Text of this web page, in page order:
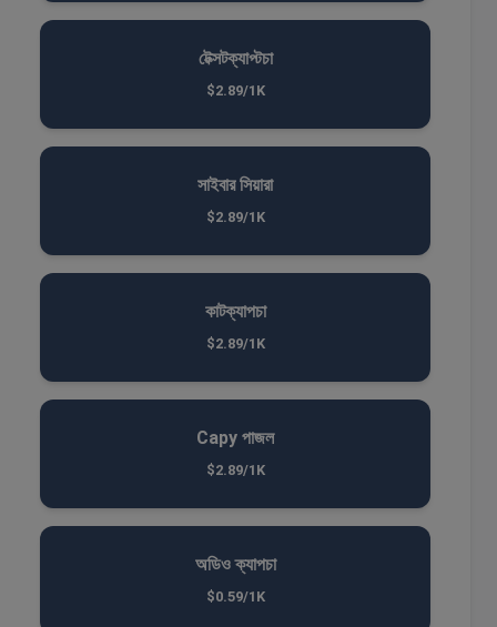
টেক্সটক্যাপ্টচা
$2.89/1K
সাইবার সিয়ারা
$2.89/1K
কাটক্যাপচা
$2.89/1K
Capy পাজল
$2.89/1K
অডিও ক্যাপচা
$0.59/1K